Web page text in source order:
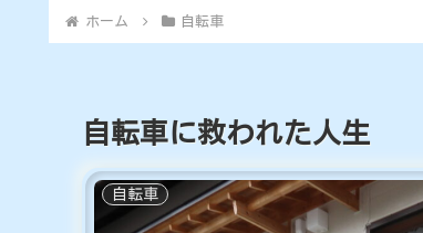
ホーム 自転車
自転車に救われた人生
自転車